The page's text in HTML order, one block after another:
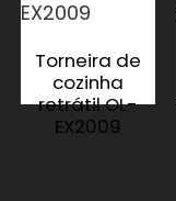
Torneira de
cozinha
retrátil OL-
EX2009